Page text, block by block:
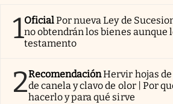
1OficialPor nueva Ley de
no obtendrán los bienes aunque
testamento
2RecomendaciónHervir hojas
de canela y clavo de olor | Por
hacerlo y para qué sirve